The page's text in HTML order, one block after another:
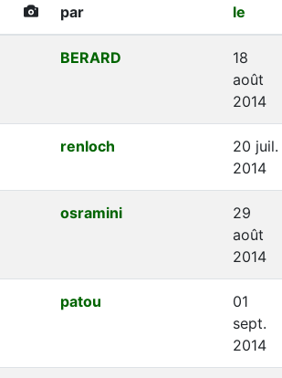
par
le
BERARD
18
août
2014
renloch
20 juil.
2014
osramini
29
août
2014
patou
01
sept.
2014